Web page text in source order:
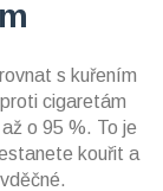
s kuřením
cigaretám
o 95 %. To je
kouřit a